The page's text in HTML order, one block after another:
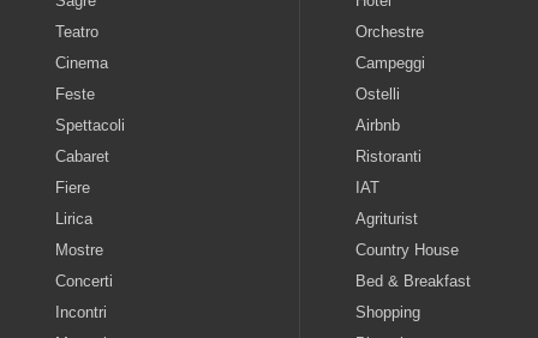
Teatro
Cinema
Feste
Spettacoli
Cabaret
Fiere
Lirica
Mostre
Concerti
Incontri
Orchestre
Campeggi
Ostelli
Airbnb
Ristoranti
IAT
Agriturist
Country House
Bed & Breakfast
Shopping